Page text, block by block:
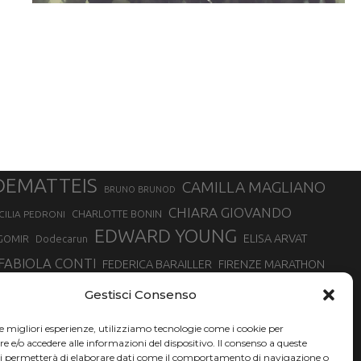
Gestisci Consenso
migliori esperienze, utilizziamo tecnologie come i cookie per
e/o accedere alle informazioni del dispositivo. Il consenso a queste
permetterà di elaborare dati come il comportamento di navigazione o
BRUNO BRUNOD CAMILLA MAGLIANO
PEDRONI CHARLOTTE BONIN CHIARA GIOVANDO
Dodecarun EDWARD YOUNG ELISA ARVAT
FABIOLA CONTI FEDERICA BARAILLER FIRENZE MARATHON
GIOVANNA EPIS GIULIANO CAVALLO
DI TORINO MARATONINA MARCELLA BELLETTI MARCO OLMO